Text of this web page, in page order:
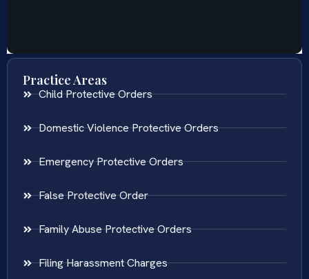
Practice Areas
Child Protective Orders
Domestic Violence Protective Orders
Emergency Protective Orders
False Protective Order
Family Abuse Protective Orders
Filing Harassment Charges